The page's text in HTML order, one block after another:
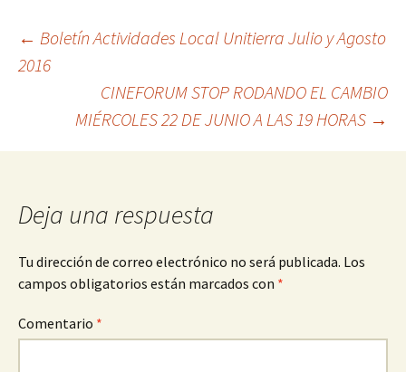
← Boletín Actividades Local Unitierra Julio y Agosto
2016
CINEFORUM STOP RODANDO EL CAMBIO
MIÉRCOLES 22 DE JUNIO A LAS 19 HORAS →
Deja una respuesta
Tu dirección de correo electrónico no será publicada. Los
campos obligatorios están marcados con *
Comentario *